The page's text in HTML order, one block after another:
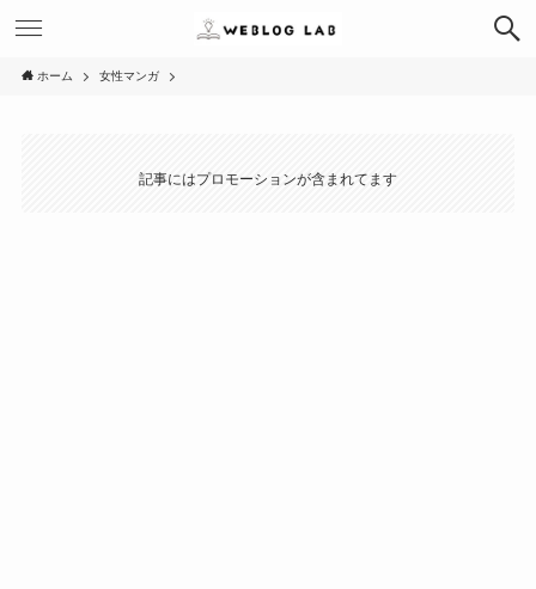
ホーム 女性マンガ
記事にはプロモーションが含まれてます